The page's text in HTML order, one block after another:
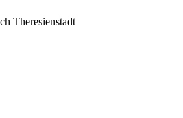
Theresienstadt